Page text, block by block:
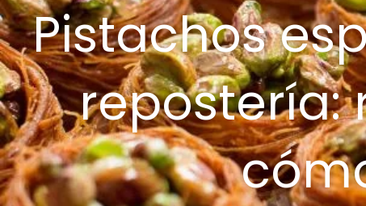
Pistachos
repostería: